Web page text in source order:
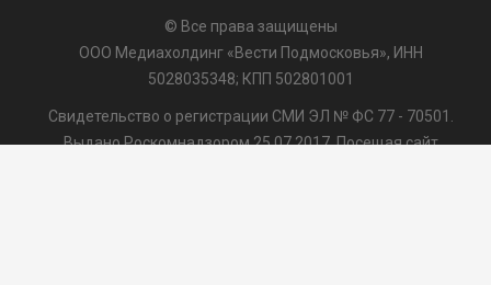
© Все права защищены
ООО Медиахолдинг «Вести Подмосковья», ИНН
5028035348; КПП 502801001
Свидетельство о регистрации СМИ ЭЛ № ФС 77 - 70501.
Выдано Роскомнадзором 25.07.2017. Посещая сайт